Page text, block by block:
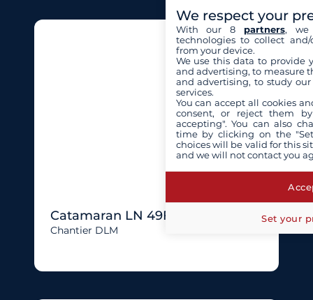
Catamaran LN 49Ft
Chantier DLM
We respect your
With our 8 partners, we
technologies to collect
from your device.
We use this data to provide
and advertising, to measure
and advertising, to study
services.
You can accept all cookies
consent, or reject them
accepting". You can also
time by clicking on the
choices will be valid for this
and we will not contact you
Set your